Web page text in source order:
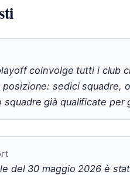
coinvolge tutti i club
posizione: sedici squadre,
squadre già qualificate per
del 30 maggio 2026 è